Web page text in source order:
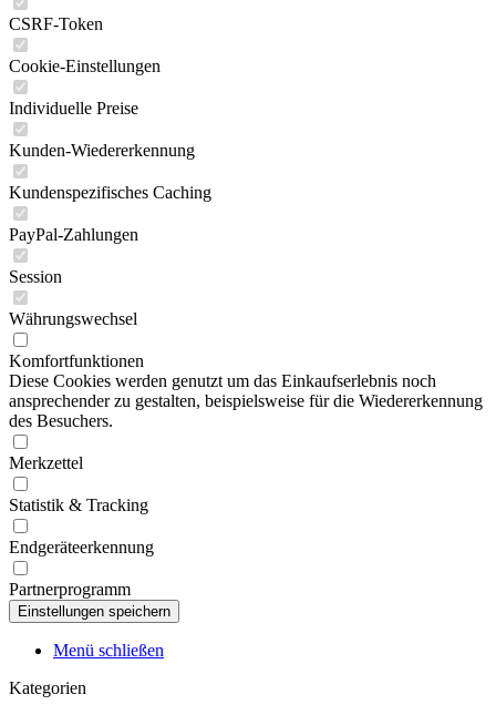
CSRF-Token
Cookie-Einstellungen
Individuelle Preise
Kunden-Wiedererkennung
Kundenspezifisches Caching
PayPal-Zahlungen
Session
Währungswechsel
Komfortfunktionen
Diese Cookies werden genutzt um das Einkaufserlebnis noch
ansprechender zu gestalten, beispielsweise für die Wiedererkennung
des Besuchers.
Merkzettel
Statistik & Tracking
Endgeräteerkennung
Partnerprogramm
Menü schließen
Kategorien